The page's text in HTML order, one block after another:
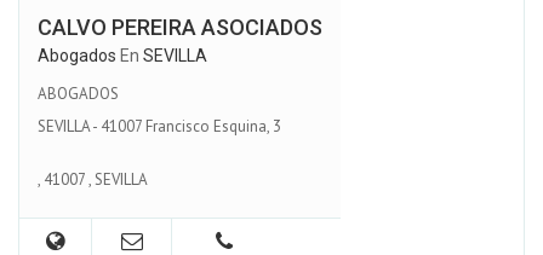
CALVO PEREIRA ASOCIADOS
Abogados En SEVILLA
ABOGADOS
SEVILLA - 41007 Francisco Esquina, 3
, 41007,SEVILLA